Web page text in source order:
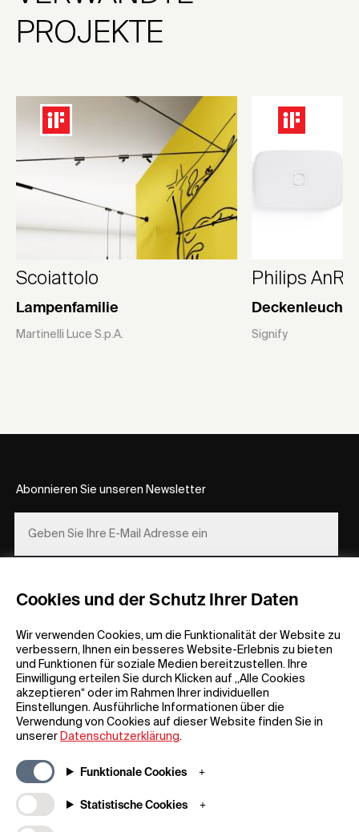
Cookies und der Schutz Ihrer Daten
Wir verwenden Cookies, um die Funktionalität der Website zu
verbessern, Ihnen ein besseres Website-Erlebnis zu bieten
und Funktionen für soziale Medien bereitzustellen. Ihre
Einwilligung erteilen Sie durch Klicken auf „Alle Cookies
akzeptieren“ oder im Rahmen Ihrer individuellen
Einstellungen. Ausführliche Informationen über die
Verwendung von Cookies auf dieser Website finden Sie in
unserer Datenschutzerklärung.
Funktionale Cookies
Statistische Cookies
PROJEKTE
Scoiattolo
Lampenfamilie
Martinelli Luce S.p.A.
Philips
Signify
Allgemeine Informationen
FAQ
Allgemeine
Teilnahmebedingungen für
Gewinnspiele
Unternehmen
Abonnieren Sie unseren Newsletter
REGISTRIEREN